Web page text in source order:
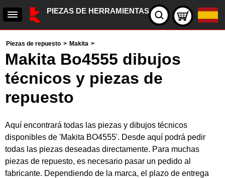
PIEZAS DE HERRAMIENTAS
Piezas de repuesto > Makita >
Makita Bo4555 dibujos
técnicos y piezas de
repuesto
Aquí encontrará todas las piezas y dibujos técnicos
disponibles de 'Makita BO4555'. Desde aquí podrá pedir
todas las piezas deseadas directamente. Para muchas
piezas de repuesto, es necesario pasar un pedido al
fabricante. Dependiendo de la marca, el plazo de entrega